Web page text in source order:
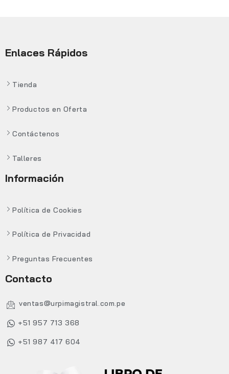
Enlaces Rápidos
Tienda
Productos en Oferta
Contáctenos
Talleres
Información
Política de Cookies
Política de Privacidad
Preguntas Frecuentes
Contacto
ventas@urpimagistral.com.pe
+51 957 713 368
+51 987 417 604